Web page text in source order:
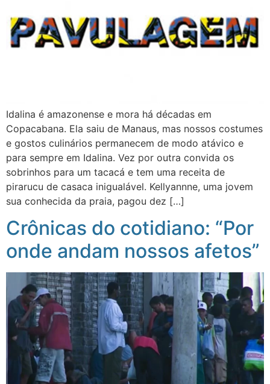
Idalina é amazonense e mora há décadas em
Copacabana. Ela saiu de Manaus, mas nossos costumes
e gostos culinários permanecem de modo atávico e
para sempre em Idalina. Vez por outra convida os
sobrinhos para um tacacá e tem uma receita de
pirarucu de casaca inigualável. Kellyannne, uma jovem
sua conhecida da praia, pagou dez […]
Crônicas do cotidiano: “Por
onde andam nossos afetos”